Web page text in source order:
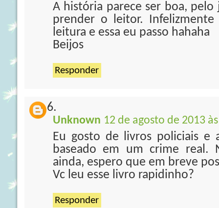
A história parece ser boa,
prender o leitor.
leitura e essa eu passo hahaha
Beijos
Responder
Unknown 12 de agosto de 2013
Eu gosto de livros policiais e
baseado em um crime real.
ainda, espero que em breve
Vc leu esse livro rapidinho?
Responder